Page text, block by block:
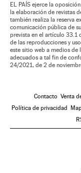
EL PAÍS ejerce la
la elaboración de revistas
también realiza la reserva
comunicación pública de
prevista en el artículo 33.1
de las reproducciones y
este sitio web a medios de
adecuados a tal fin de
24/2021, de 2 de
Contacto Venta
Política de privacidad